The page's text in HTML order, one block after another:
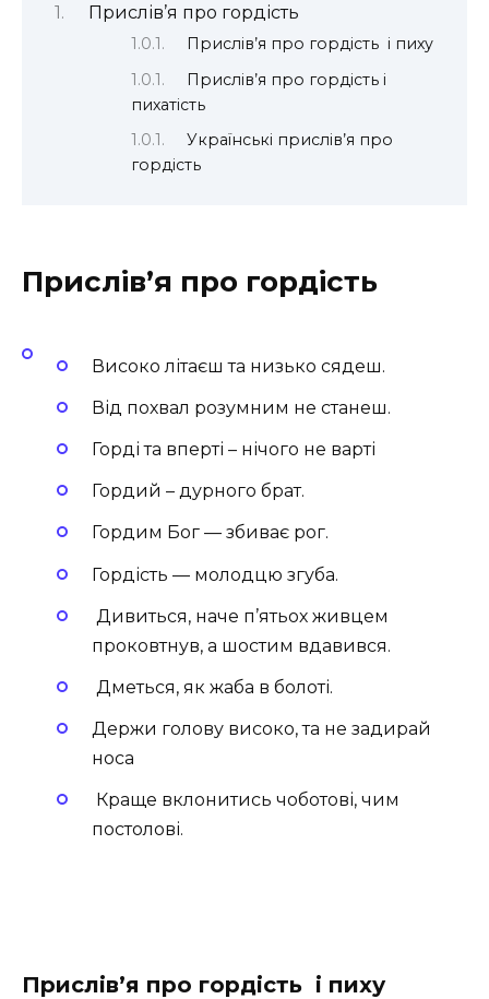
Прислів’я про гордість
Прислів’я про гордість і пиху
Прислів’я про гордість і
пихатість
Українські прислів’я про
гордість
Прислів’я про гордість
Високо літаєш та низько сядеш.
Від похвал розумним не станеш.
Горді та вперті – нічого не варті
Гордий – дурного брат.
Гордим Бог — збиває рог.
Гордість — молодцю згуба.
Дивиться, наче п’ятьох живцем
проковтнув, а шостим вдавився.
Дметься, як жаба в болоті.
Держи голову високо, та не задирай
носа
Краще вклонитись чоботові, чим
постолові.
Прислів’я про гордість і пиху